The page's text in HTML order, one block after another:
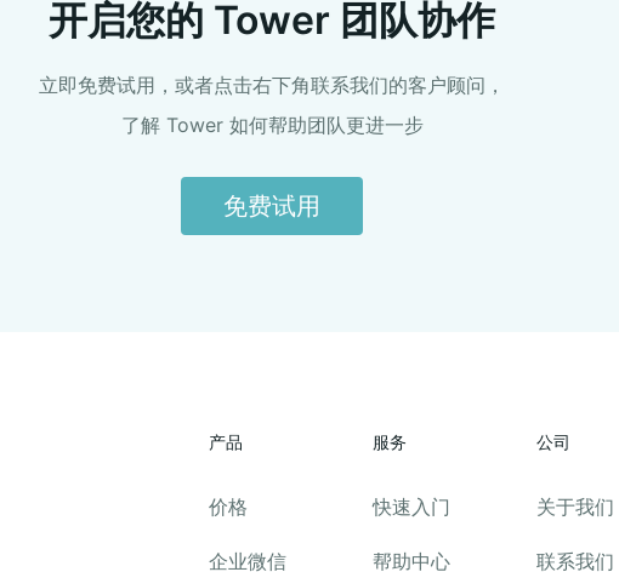
开启您的 Tower 团队协作
立即免费试用，或者点击右下角联系我们的客户顾问，
了解 Tower 如何帮助团队更进一步
免费试用
产品
价格
企业微信
服务
快速入门
帮助中心
公司
关于我们
联系我们